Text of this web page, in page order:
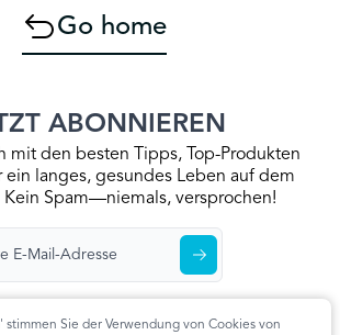
Go home
stimmen Sie der Verwendung von Cookies von
ABONNIEREN
mit den besten Tipps, Top-Produkten
ein langes, gesundes Leben auf dem
Kein Spam—niemals, versprochen!